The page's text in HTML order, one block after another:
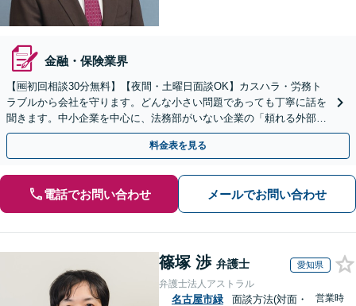
金融・保険業界
【🆓初回相談30分無料】【夜間・土曜日面談OK】カスハラ・労務ト
ラブルから会社を守ります。どんな小さい問題であっても丁寧に話を
聞きます。中小企業を中心に、法務部がいない企業の「頼れる外部パ
ートナー」になります【駐車場完備】
料金表を見る
電話でお問い合わせ メールでお問い合わせ
篠塚 渉 弁護士 愛知県
弁護士法人アストラル
名古屋市緑
面談方法(対面・
営業時